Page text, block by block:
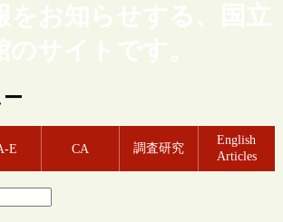
をお知らせする、国立
のサイトです。
E CA 調査研究
English
Articles